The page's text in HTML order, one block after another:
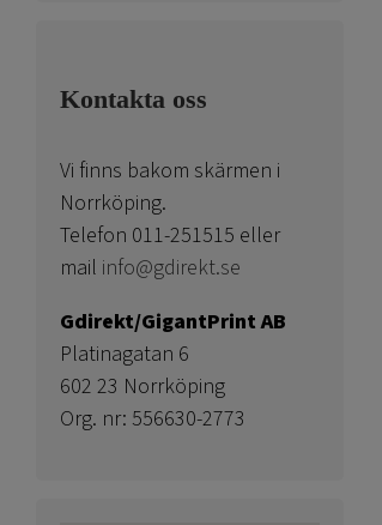
Kontakta oss
Vi finns bakom skärmen i
Norrköping.
Telefon 011-251515 eller
mail info@gdirekt.se
Gdirekt/GigantPrint AB
Platinagatan 6
602 23 Norrköping
Org. nr: 556630-2773